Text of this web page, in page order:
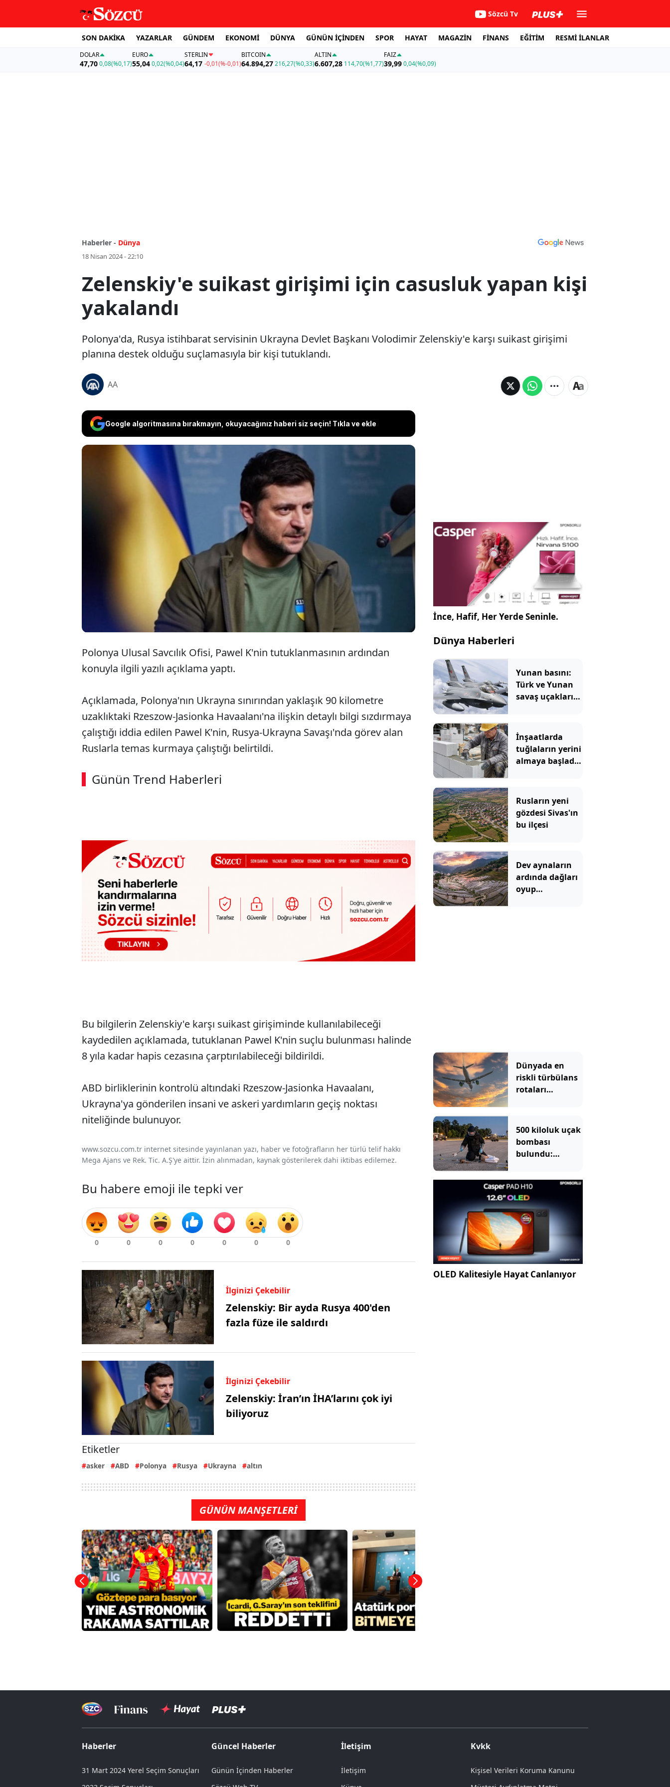
Sözcü Tv
SON DAKİKA YAZARLAR GÜNDEM EKONOMİ DÜNYA GÜNÜN İÇİNDEN SPOR HAYAT MAGAZİN FİNANS EĞİTİM RESMİ İLANLAR
DOLAR
47,700,08(%0,17)
EURO
55,04 0,02(%0,04)
STERLIN
64,17 -0,01(%-0,01)
BITCOIN
64.894,27216,27(%0,33)
ALTIN
6.607,28 114,70(%1,77)
FAİZ
39,990,04(%0,09)
Haberler - Dünya
18 Nisan 2024 - 22:10
Zelenskiy'e suikast girişimi için casusluk yapan kişi
yakalandı
Polonya'da, Rusya istihbarat servisinin Ukrayna Devlet Başkanı Volodimir Zelenskiy'e karşı suikast girişimi
planına destek olduğu suçlamasıyla bir kişi tutuklandı.
AA
Google algoritmasına bırakmayın, okuyacağınız haberi siz seçin! Tıkla ve ekle
Polonya'da, Rusya istihbarat servisinin Ukrayna Devlet
Başkanı Volodimir Zelenskiy'e karşı suikast girişimi
planına destek olduğu suçlamasıyla bir kişi tutuklandı.
Polonya Ulusal Savcılık Ofisi, Pawel K'nin tutuklanmasının ardından
konuyla ilgili yazılı açıklama yaptı.
Açıklamada, Polonya'nın Ukrayna sınırından yaklaşık 90 kilometre
uzaklıktaki Rzeszow-Jasionka Havaalanı'na ilişkin detaylı bilgi sızdırmaya
çalıştığı iddia edilen Pawel K'nin, Rusya-Ukrayna Savaşı'nda görev alan
Ruslarla temas kurmaya çalıştığı belirtildi.
Günün Trend Haberleri
Bu bilgilerin Zelenskiy'e karşı suikast girişiminde kullanılabileceği
kaydedilen açıklamada, tutuklanan Pawel K'nin suçlu bulunması halinde
8 yıla kadar hapis cezasına çarptırılabileceği bildirildi.
ABD birliklerinin kontrolü altındaki Rzeszow-Jasionka Havaalanı,
Ukrayna'ya gönderilen insani ve askeri yardımların geçiş noktası
niteliğinde bulunuyor.
www.sozcu.com.tr internet sitesinde yayınlanan yazı, haber ve fotoğrafların her türlü telif hakkı
Mega Ajans ve Rek. Tic. A.Ş'ye aittir. İzin alınmadan, kaynak gösterilerek dahi iktibas edilemez.
Bu habere emoji ile tepki ver
İlginizi Çekebilir
Zelenskiy: Bir ayda Rusya 400'den
fazla füze ile saldırdı
İlginizi Çekebilir
Zelenskiy: İran’ın İHA’larını çok iyi
biliyoruz
Etiketler
asker ABD Polonya Rusya Ukrayna altın
GÜNÜN MANŞETLERİ
İnce, Hafif, Her Yerde Seninle.
Dünya Haberleri
Yunan basını:
Türk ve Yunan
savaş uçakları
İnşaatlarda
tuğlaların yerini
almaya başladı:
Rusların yeni
gözdesi Sivas'ın
bu ilçesi
Dev aynaların
ardında dağları
oyup
Dünyada en
riskli türbülans
rotaları
500 kiloluk uçak
bombası
bulundu:
tahliyeler
başladı
OLED Kalitesiyle Hayat Canlanıyor
Haberler
31 Mart 2024 Yerel Seçim Sonuçları
Güncel Haberler
Günün İçinden Haberler
İletişim
İletişim
Kvkk
Kişisel Verileri Koruma Kanunu